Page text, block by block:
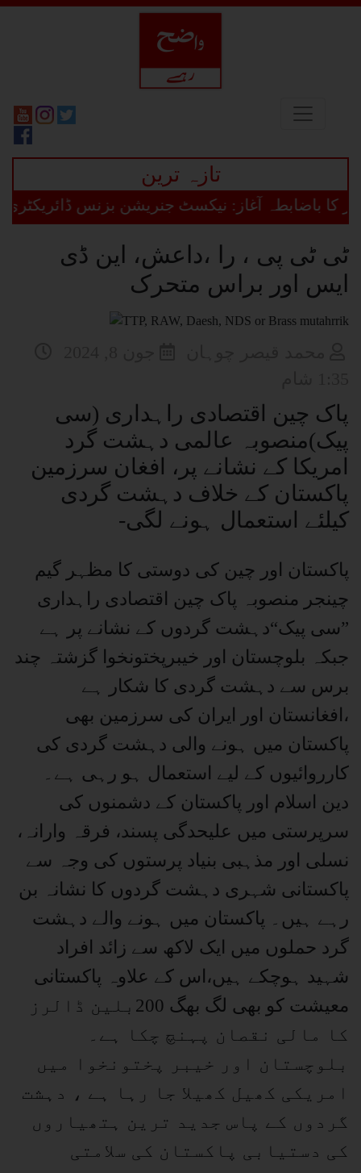
تازہ ترین
آغاز: نیکسٹ جنریشن بزنس ڈائریکٹری پلیٹ
ٹی ٹی پی ، را ،داعش، این ڈی
ایس اور براس متحرک
پاک چین اقتصادی راہداری (سی
پیک)منصوبہ عالمی دہشت گرد
امریکا کے نشانے پر، افغان سرزمین
پاکستان کے خلاف دہشت گردی
کیلئے استعمال ہونے لگی-
پاکستان اور چین کی دوستی کا مظہر گیم
چینجر منصوبہ پاک چین اقتصادی راہداری
”سی پیک“دہشت گردوں کے نشانے پر ہے
جبکہ بلوچستان اور خیبرپختونخوا گزشتہ چند
برس سے دہشت گردی کا شکار ہے
،افغانستان اور ایران کی سرزمین بھی
پاکستان میں ہونے والی دہشت گردی کی
کارروائیوں کے لیے استعمال ہو رہی ہے۔
دین اسلام اور پاکستان کے دشمنوں کی
سرپرستی میں علیحدگی پسند، فرقہ وارانہ،
نسلی اور مذہبی بنیاد پرستوں کی وجہ سے
پاکستانی شہری دہشت گردوں کا نشانہ بن
رہے ہیں۔ پاکستان میں ہونے والے دہشت
گرد حملوں میں ایک لاکھ سے زائد افراد
شہید ہوچکے ہیں،اس کے علاوہ پاکستانی
معیشت کو بھی لگ بھگ 200بلین ڈالرز
کا مالی نقصان پہنچ چکا ہے۔
بلوچستان اور خیبر پختونخوا میں
امریکی کھیل کھیلا جا رہا ہے ، دہشت
گردوں کے پاس جدید ترین ہتھیاروں
کی دستیابی پاکستان کی سلامتی